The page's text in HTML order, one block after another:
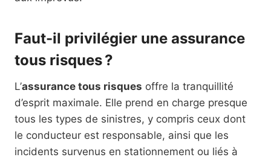
Faut-il privilégier une assurance
tous risques ?
L’assurance tous risques offre la tranquillité
d’esprit maximale. Elle prend en charge presque
tous les types de sinistres, y compris ceux dont
le conducteur est responsable, ainsi que les
incidents survenus en stationnement ou liés à